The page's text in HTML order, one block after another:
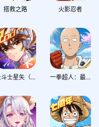
搭救之路 火影忍者
圣斗士星矢（支持iOS） 一拳超人：最强之男